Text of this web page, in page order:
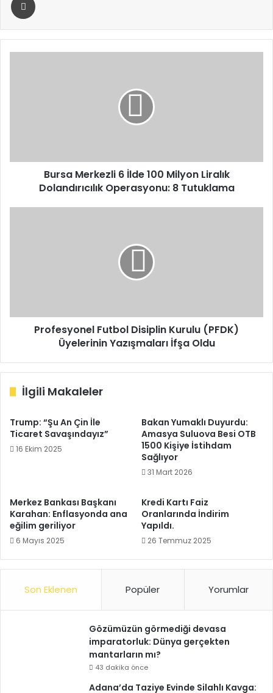
Operasyonu:
Tutuklama
Bursa Merkezli 6 İlde 100 Milyon Liralık
Dolandırıcılık Operasyonu: 8 Tutuklama
Oldu
Profesyonel Futbol Disiplin Kurulu (PFDK)
Üyelerinin Yazışmaları İfşa Oldu
İlgili Makaleler
Trump: “Şu An Çin İle
Ticaret Savaşındayız”
16 Ekim 2025
Bakan Yumaklı Duyurdu:
Amasya Suluova Besi OTB
1500 Kişiye İstihdam
Sağlıyor
31 Mart 2026
Merkez Bankası Başkanı
Karahan: Enflasyonda ana
eğilim geriliyor
6 Mayıs 2025
Kredi Kartı Faiz
Oranlarında İndirim
Yapıldı.
26 Temmuz 2025
Son Eklenen Popüler Yorumlar
Gözümüzün görmediği devasa
imparatorluk: Dünya gerçekten
mantarların mı?
43 dakika önce
Adana’da Taziye Evinde Silahlı Kavga: